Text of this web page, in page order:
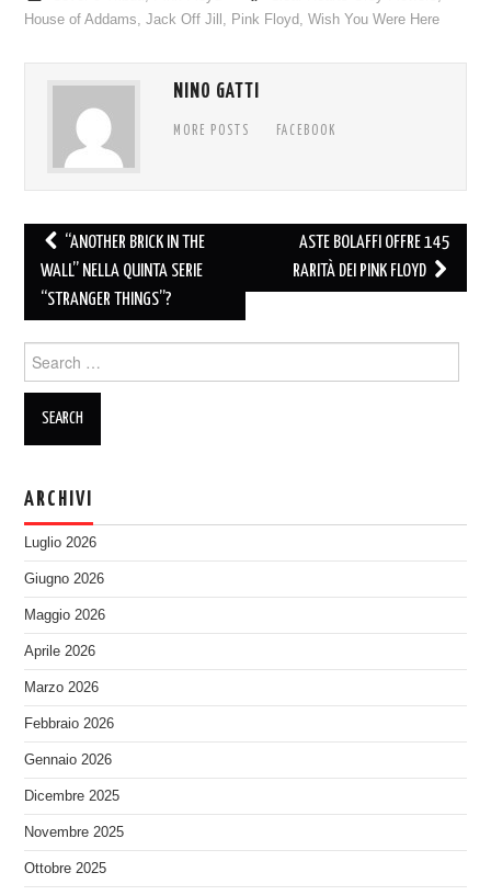
House of Addams,Jack Off Jill , Pink Floyd,Wish You Were Here
NINO GATTI
MORE POSTS FACEBOOK
Post
navigation
“ANOTHER BRICK IN THE
WALL” NELLA QUINTA SERIE
“STRANGER THINGS”?
ASTE BOLAFFI OFFRE 145
RARITÀ DEI PINK FLOYD
for:
ARCHIVI
Luglio 2026
Giugno 2026
Maggio 2026
Aprile 2026
Marzo 2026
Febbraio 2026
Gennaio 2026
Dicembre 2025
Novembre 2025
Ottobre 2025